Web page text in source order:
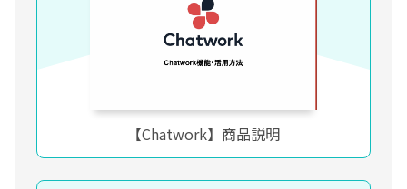
【Chatwork】商品説明